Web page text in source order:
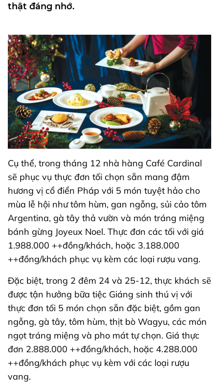
thật đáng nhớ.
Cụ thể, trong tháng 12 nhà hàng Café Cardinal
sẽ phục vụ thực đơn tối chọn sẵn mang đậm
hương vị cổ điển Pháp với 5 món tuyệt hảo cho
mùa lễ hội như tôm hùm, gan ngỗng, sủi cảo tôm
Argentina, gà tây thả vườn và món tráng miệng
bánh gừng Joyeux Noel. Thực đơn các tối với giá
1.988.000 ++đồng/khách, hoặc 3.188.000
++đồng/khách phục vụ kèm các loại rượu vang.
Đặc biệt, trong 2 đêm 24 và 25-12, thực khách sẽ
được tận hưởng bữa tiệc Giáng sinh thú vị với
thực đơn tối 5 món chọn sẵn đặc biệt, gồm gan
ngỗng, gà tây, tôm hùm, thịt bò Wagyu, các món
ngọt tráng miệng và pho mát tự chọn. Giá thực
đơn 2.888.000 ++đồng/khách, hoặc 4.288.000
++đồng/khách phục vụ kèm với các loại rượu
vang.